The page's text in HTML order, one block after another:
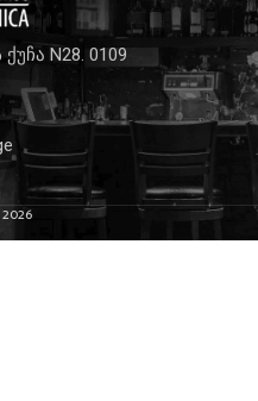
N28. 0109